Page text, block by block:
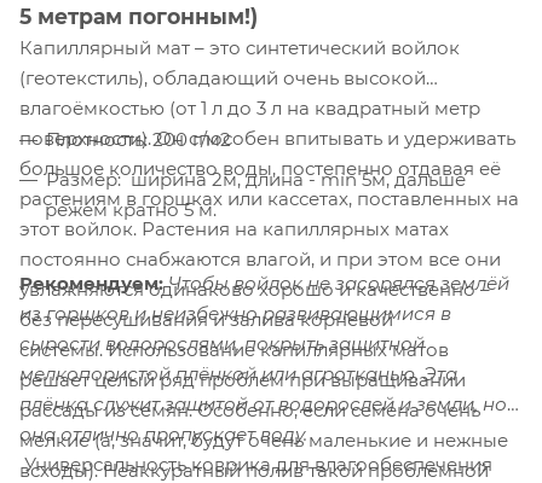
5 метрам погонным!)
Капиллярный мат – это синтетический войлок
(геотекстиль), обладающий очень высокой
влагоёмкостью (от 1 л до 3 л на квадратный метр
поверхности). Он способен впитывать и удерживать
большое количество воды, постепенно отдавая её
растениям в горшках или кассетах, поставленных на
этот войлок. Растения на капиллярных матах
постоянно снабжаются влагой, и при этом все они
увлажняются одинаково хорошо и качественно –
без пересушивания и залива корневой
системы. Использование капиллярных матов
решает целый ряд проблем при выращивании
рассады из семян. Особенно, если семена очень
мелкие (а, значит, будут очень маленькие и нежные
всходы). Неаккуратный полив такой проблемной
Плотность: 200 г/м2
Размер: ширина 2м, длина - min 5м, дальше
режем кратно 5 м.
Рекомендуем:Чтобы войлок не засорялся землёй
из горшков и неизбежно развивающимися в
сырости водорослями, покрыть защитной
мелкопористой плёнкой или агротканью. Эта
плёнка служит защитой от водорослей и земли, но
она отлично пропускает воду.
Универсальность коврика для влагообеспечения